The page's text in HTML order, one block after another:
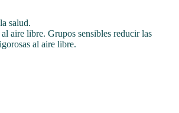
salud.
aire libre. Grupos sensibles reducir las
al aire libre.